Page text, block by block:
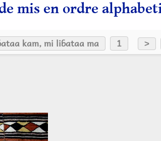
mis en ordre